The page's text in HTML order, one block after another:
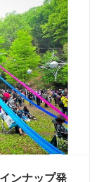
ンナップ発